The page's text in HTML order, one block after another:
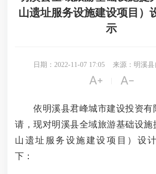
山遗址服务设施建设项目）
示
日期：2022-11-07 17:05 来源：明溪
 
依明溪县君峰城市建设投资有
请，现对明溪县全域旅游基础设施
山遗址服务设施建设项目）设
下：